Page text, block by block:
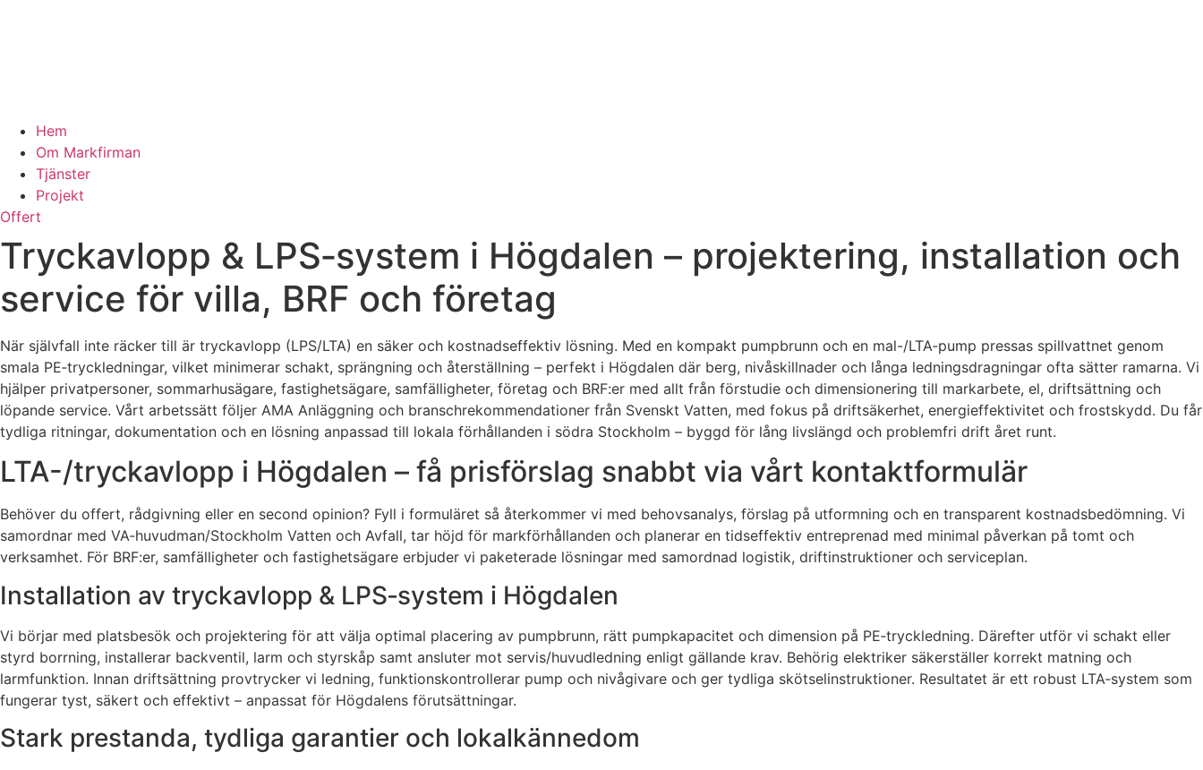
Hem
Om Markfirman
Tjänster
Projekt
Offert
Tryckavlopp & LPS‑system i Högdalen – projektering, installation och
service för villa, BRF och företag
När självfall inte räcker till är tryckavlopp (LPS/LTA) en säker och kostnadseffektiv lösning. Med en kompakt pumpbrunn och en mal-/LTA‑pump pressas spillvattnet genom
smala PE‑tryckledningar, vilket minimerar schakt, sprängning och återställning – perfekt i Högdalen där berg, nivåskillnader och långa ledningsdragningar ofta sätter ramarna. Vi
hjälper privatpersoner, sommarhusägare, fastighetsägare, samfälligheter, företag och BRF:er med allt från förstudie och dimensionering till markarbete, el, driftsättning och
löpande service. Vårt arbetssätt följer AMA Anläggning och branschrekommendationer från Svenskt Vatten, med fokus på driftsäkerhet, energieffektivitet och frostskydd. Du får
tydliga ritningar, dokumentation och en lösning anpassad till lokala förhållanden i södra Stockholm – byggd för lång livslängd och problemfri drift året runt.
LTA-/tryckavlopp i Högdalen – få prisförslag snabbt via vårt kontaktformulär
Behöver du offert, rådgivning eller en second opinion? Fyll i formuläret så återkommer vi med behovsanalys, förslag på utformning och en transparent kostnadsbedömning. Vi
samordnar med VA‑huvudman/Stockholm Vatten och Avfall, tar höjd för markförhållanden och planerar en tidseffektiv entreprenad med minimal påverkan på tomt och
verksamhet. För BRF:er, samfälligheter och fastighetsägare erbjuder vi paketerade lösningar med samordnad logistik, driftinstruktioner och serviceplan.
Installation av tryckavlopp & LPS‑system i Högdalen
Vi börjar med platsbesök och projektering för att välja optimal placering av pumpbrunn, rätt pumpkapacitet och dimension på PE‑tryckledning. Därefter utför vi schakt eller
styrd borrning, installerar backventil, larm och styrskåp samt ansluter mot servis/huvudledning enligt gällande krav. Behörig elektriker säkerställer korrekt matning och
larmfunktion. Innan driftsättning provtrycker vi ledning, funktionskontrollerar pump och nivågivare och ger tydliga skötselinstruktioner. Resultatet är ett robust LTA‑system som
fungerar tyst, säkert och effektivt – anpassat för Högdalens förutsättningar.
Stark prestanda, tydliga garantier och lokalkännedom